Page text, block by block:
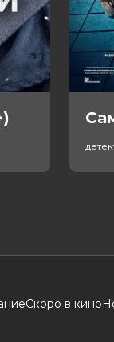
Скоро в кино